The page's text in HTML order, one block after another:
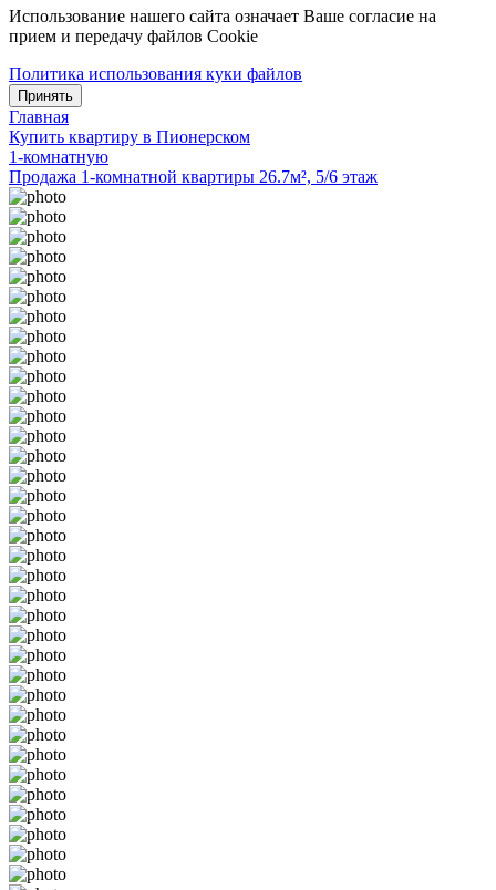
Использование нашего сайта означает Ваше согласие на
прием и передачу файлов Cookie
Политика использования куки файлов
Принять
Главная
Купить квартиру в Пионерском
1-комнатную
Продажа 1-комнатной квартиры 26.7м², 5/6 этаж